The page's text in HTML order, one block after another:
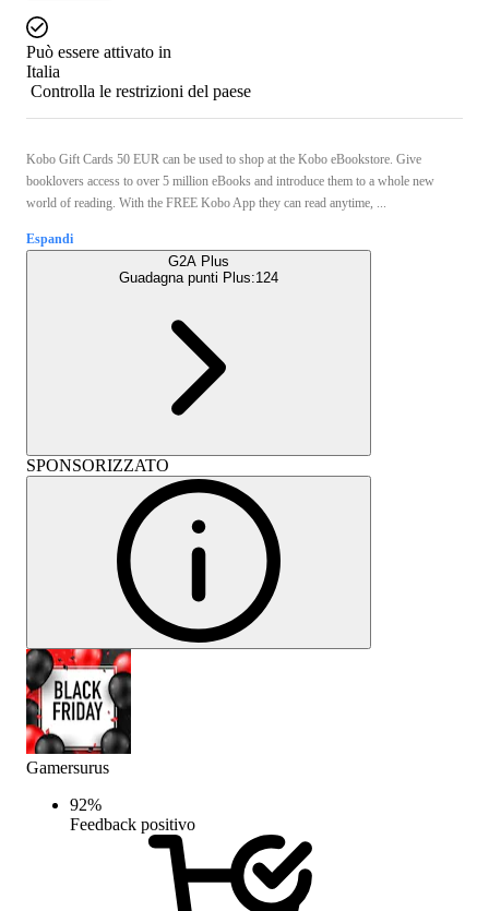
Può essere attivato in
Italia
Controlla le restrizioni del paese
Kobo Gift Cards 50 EUR can be used to shop at the Kobo eBookstore. Give
booklovers access to over 5 million eBooks and introduce them to a whole new
world of reading. With the FREE Kobo App they can read anytime, ...
Espandi
G2A Plus
Guadagna punti Plus:124
SPONSORIZZATO
Gamersurus
92%
Feedback positivo